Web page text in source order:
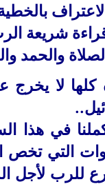
كلها لا يخرج
في هذا
التي تخص
للرب لأجل